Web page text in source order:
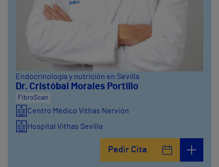
Endocrinología y nutrición en Sevilla
Dr. Cristóbal Morales Portillo
FibroScan
Centro Médico Vithas Nervión
Hospital Vithas Sevilla
Pedir Cita